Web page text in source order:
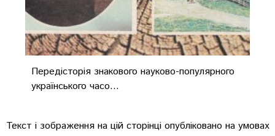
Передісторія знакового науково-популярного
українського часо...
Текст і зображення на цій сторінці опубліковано на умовах